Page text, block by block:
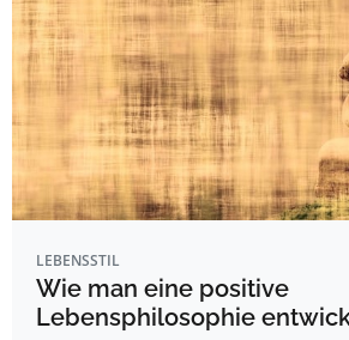
LEBENSSTIL
Wie man eine positive
Lebensphilosophie